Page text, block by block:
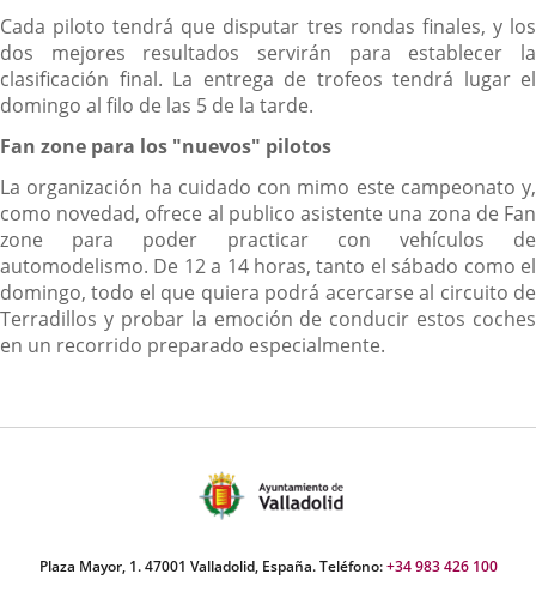
Cada piloto tendrá que disputar tres rondas finales, y los
dos mejores resultados servirán para establecer la
clasificación final. La entrega de trofeos tendrá lugar el
domingo al filo de las 5 de la tarde.
Fan zone para los "nuevos" pilotos
La organización ha cuidado con mimo este campeonato y,
como novedad, ofrece al publico asistente una zona de Fan
zone para poder practicar con vehículos de
automodelismo. De 12 a 14 horas, tanto el sábado como el
domingo, todo el que quiera podrá acercarse al circuito de
Terradillos y probar la emoción de conducir estos coches
en un recorrido preparado especialmente.
Plaza Mayor, 1. 47001 Valladolid, España. Teléfono:+34 983 426 100